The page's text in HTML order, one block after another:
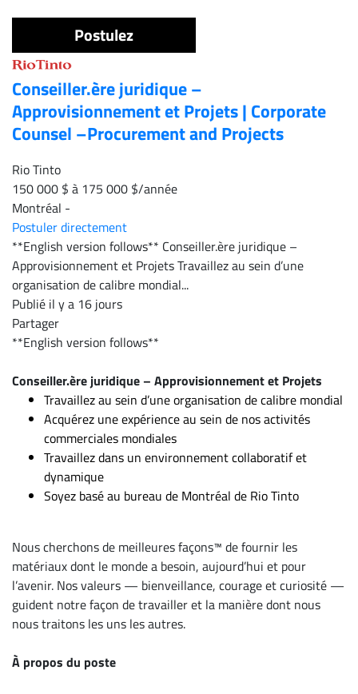
Postulez
Conseiller.ère juridique –
Approvisionnement et Projets | Corporate
Counsel –Procurement and Projects
Rio Tinto
150 000 $ à 175 000 $/année
Montréal -
Postuler directement
**English version follows** Conseiller.ère juridique –
Approvisionnement et Projets Travaillez au sein d’une
organisation de calibre mondial...
Publié il y a 16 jours
Partager
**English version follows**
Conseiller.ère juridique – Approvisionnement et Projets
Travaillez au sein d’une organisation de calibre mondial
Acquérez une expérience au sein de nos activités
commerciales mondiales
Travaillez dans un environnement collaboratif et
dynamique
Soyez basé au bureau de Montréal de Rio Tinto
Nous cherchons de meilleures façons™ de fournir les
matériaux dont le monde a besoin, aujourd’hui et pour
l’avenir. Nos valeurs — bienveillance, courage et curiosité —
guident notre façon de travailler et la manière dont nous
nous traitons les uns les autres.
À propos du poste